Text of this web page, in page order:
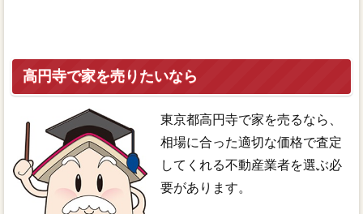
高円寺で家を売りたいなら
東京都高円寺で家を売るなら、
相場に合った適切な価格で査定
してくれる不動産業者を選ぶ必
要があります。